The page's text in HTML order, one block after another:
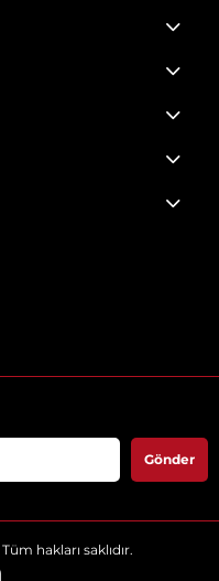
Gönder
hakları saklıdır.